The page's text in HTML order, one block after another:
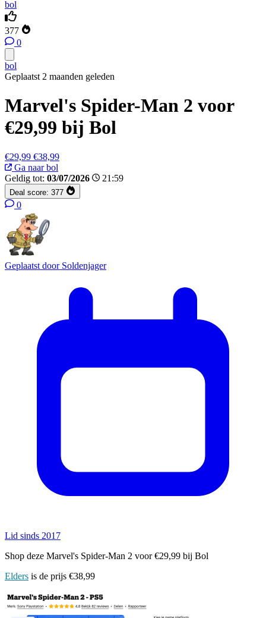
bol
377
0
bol
Geplaatst 2 maanden geleden
Marvel's Spider-Man 2 voor
€29,99 bij Bol
€29,99 €38,99
Ga naar bol
Geldig tot: 03/07/2026 21:59
Deal score: 377
0
Geplaatst door Soldenjager
Lid sinds 2017
Shop deze Marvel's Spider-Man 2 voor €29,99 bij Bol
Elders is de prijs €38,99